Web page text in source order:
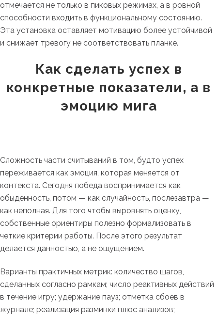
отмечается не только в пиковых режимах, а в ровной
способности входить в функциональному состоянию.
Эта установка оставляет мотивацию более устойчивой
и снижает тревогу не соответствовать планке.
Как сделать успех в
конкретные показатели, а в
эмоцию мига
Сложность части считываний в том, будто успех
переживается как эмоция, которая меняется от
контекста. Сегодня победа воспринимается как
обыденность, потом — как случайность, послезавтра —
как неполная. Для того чтобы выровнять оценку,
собственные ориентиры полезно формализовать в
четкие критерии работы. После этого результат
делается данностью, а не ощущением.
Варианты практичных метрик: количество шагов,
сделанных согласно рамкам; число реактивных действий
в течение игру; удержание пауз; отметка сбоев в
журнале; реализация разминки плюс анализов;